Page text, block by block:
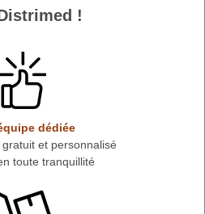
!
dédiée
et personnalisé
toute tranquillité